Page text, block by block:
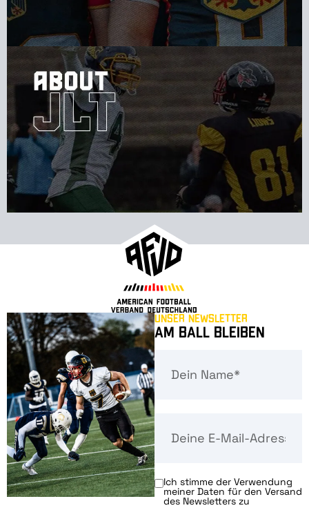
Unser Newsletter
Am Ball bleiben
Ich stimme der Verwendung
meiner Daten für den Versand
des Newsletters zu